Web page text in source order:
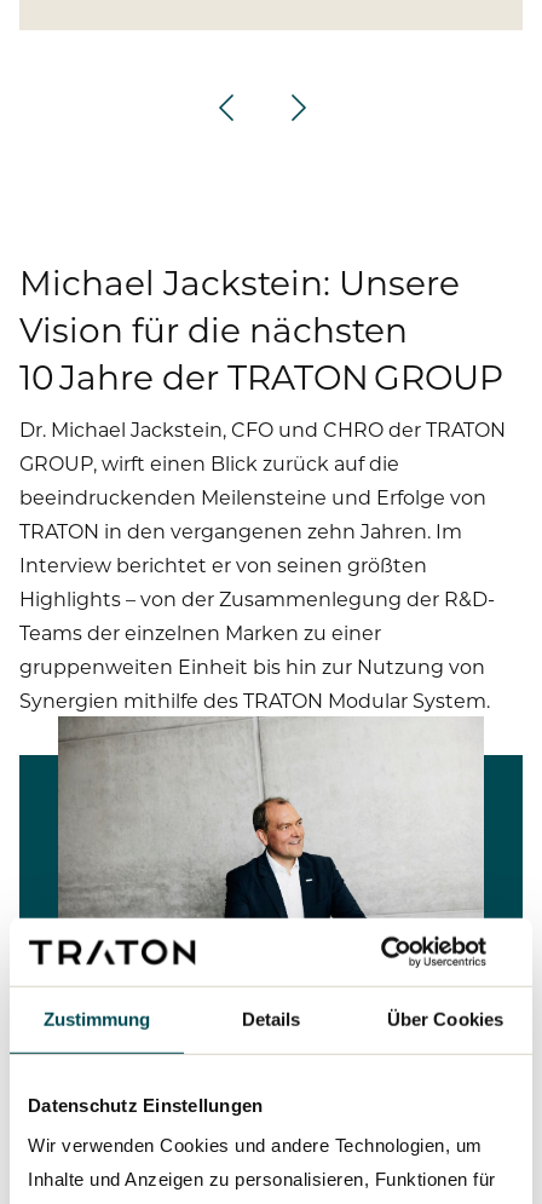
Zustimmung Details Über Cookies
Datenschutz Einstellungen
Wir verwenden Cookies und andere Technologien, um
Inhalte und Anzeigen zu personalisieren, Funktionen für
Michael Jackstein: Unsere
Vision für die nächsten
10 Jahre der TRATON GROUP
Dr. Michael Jackstein, CFO und CHRO der TRATON
GROUP, wirft einen Blick zurück auf die
beeindruckenden Meilensteine und Erfolge von
TRATON in den vergangenen zehn Jahren. Im
Interview berichtet er von seinen größten
Highlights – von der Zusammenlegung der R&D-
Teams der einzelnen Marken zu einer
gruppenweiten Einheit bis hin zur Nutzung von
Synergien mithilfe des TRATON Modular System.
Kulturen, Erfahrungen und Hintergründen
unserer Mitarbeitenden.
Dr. Michael Jackstein